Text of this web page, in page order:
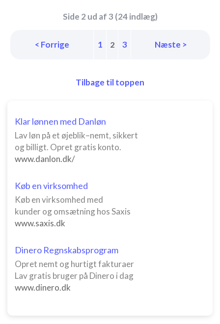
Side 2 ud af 3 (24 indlæg)
< Forrige 1 2 3 Næste >
Tilbage til toppen
Klar lønnen med Danløn
Lav løn på et øjeblik–nemt, sikkert
og billigt. Opret gratis konto.
www.danlon.dk/
Køb en virksomhed
Køb en virksomhed med
kunder og omsætning hos Saxis
www.saxis.dk
Dinero Regnskabsprogram
Opret nemt og hurtigt fakturaer
Lav gratis bruger på Dinero i dag
www.dinero.dk